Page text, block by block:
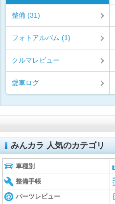
整備 (31)
フォトアルバム (1)
クルマレビュー
愛車ログ
みんカラ 人気のカテゴリ
車種別
整備手帳
パーツレビュー